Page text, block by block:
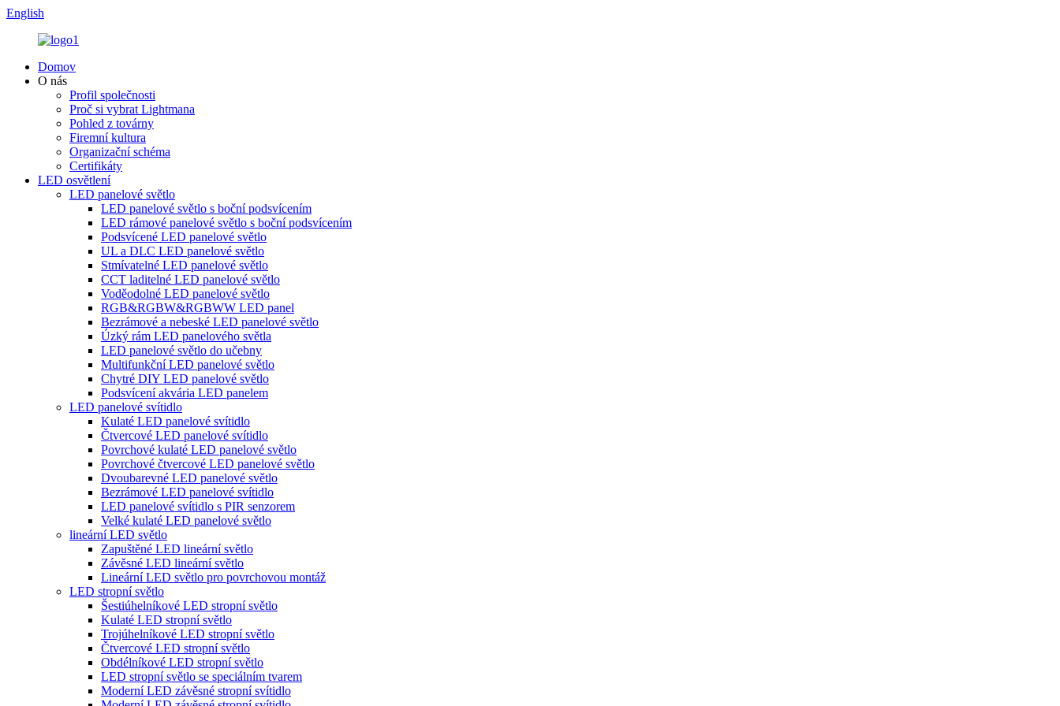
English
Domov
O nás
Profil společnosti
Proč si vybrat Lightmana
Pohled z továrny
Firemní kultura
Organizační schéma
Certifikáty
LED osvětlení
LED panelové světlo
LED panelové světlo s boční podsvícením
LED rámové panelové světlo s boční podsvícením
Podsvícené LED panelové světlo
UL a DLC LED panelové světlo
Stmívatelné LED panelové světlo
CCT laditelné LED panelové světlo
Voděodolné LED panelové světlo
RGB&RGBW&RGBWW LED panel
Bezrámové a nebeské LED panelové světlo
Úzký rám LED panelového světla
LED panelové světlo do učebny
Multifunkční LED panelové světlo
Chytré DIY LED panelové světlo
Podsvícení akvária LED panelem
LED panelové svítidlo
Kulaté LED panelové svítidlo
Čtvercové LED panelové svítidlo
Povrchové kulaté LED panelové světlo
Povrchové čtvercové LED panelové světlo
Dvoubarevné LED panelové světlo
Bezrámové LED panelové svítidlo
LED panelové svítidlo s PIR senzorem
Velké kulaté LED panelové světlo
lineární LED světlo
Zapuštěné LED lineární světlo
Závěsné LED lineární světlo
Lineární LED světlo pro povrchovou montáž
LED stropní světlo
Šestiúhelníkové LED stropní světlo
Kulaté LED stropní světlo
Trojúhelníkové LED stropní světlo
Čtvercové LED stropní světlo
Obdélníkové LED stropní světlo
LED stropní světlo se speciálním tvarem
Moderní LED závěsné stropní svítidlo